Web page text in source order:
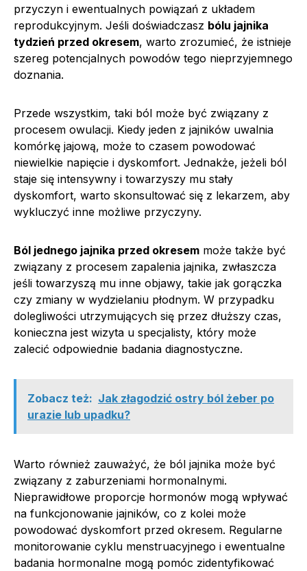
przyczyn i ewentualnych powiązań z układem
reprodukcyjnym. Jeśli doświadczasz bólu jajnika
tydzień przed okresem, warto zrozumieć, że istnieje
szereg potencjalnych powodów tego nieprzyjemnego
doznania.
Przede wszystkim, taki ból może być związany z
procesem owulacji. Kiedy jeden z jajników uwalnia
komórkę jajową, może to czasem powodować
niewielkie napięcie i dyskomfort. Jednakże, jeżeli ból
staje się intensywny i towarzyszy mu stały
dyskomfort, warto skonsultować się z lekarzem, aby
wykluczyć inne możliwe przyczyny.
Ból jednego jajnika przed okresem może także być
związany z procesem zapalenia jajnika, zwłaszcza
jeśli towarzyszą mu inne objawy, takie jak gorączka
czy zmiany w wydzielaniu płodnym. W przypadku
dolegliwości utrzymujących się przez dłuższy czas,
konieczna jest wizyta u specjalisty, który może
zalecić odpowiednie badania diagnostyczne.
Zobacz też: Jak złagodzić ostry ból żeber po
urazie lub upadku?
Warto również zauważyć, że ból jajnika może być
związany z zaburzeniami hormonalnymi.
Nieprawidłowe proporcje hormonów mogą wpływać
na funkcjonowanie jajników, co z kolei może
powodować dyskomfort przed okresem. Regularne
monitorowanie cyklu menstruacyjnego i ewentualne
badania hormonalne mogą pomóc zidentyfikować